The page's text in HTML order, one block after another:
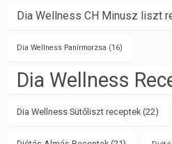
Dia Wellness CH Minusz liszt
Dia Wellness Panírmorzsa (16)
Dia Wellness
Dia Wellness Sütőliszt receptek (22)